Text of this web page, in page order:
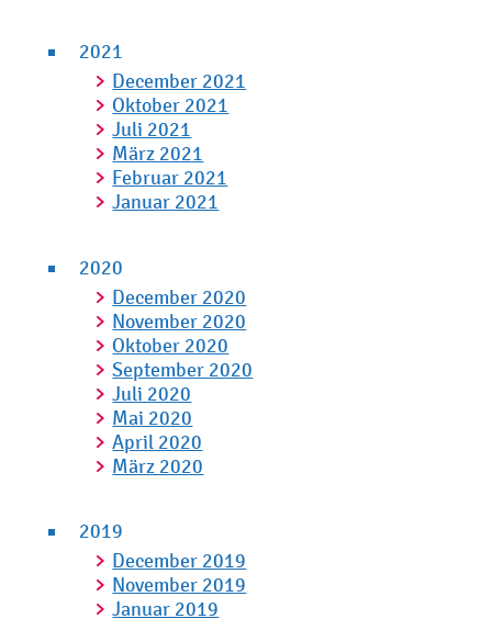
2021
December 2021
Oktober 2021
Juli 2021
März 2021
Februar 2021
Januar 2021
2020
December 2020
November 2020
Oktober 2020
September 2020
Juli 2020
Mai 2020
April 2020
März 2020
2019
December 2019
November 2019
Januar 2019